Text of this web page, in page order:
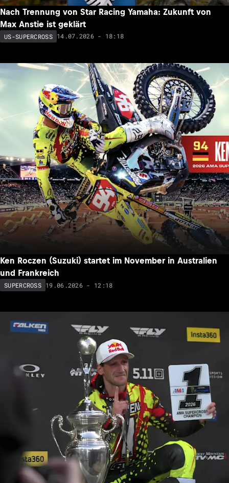
Nach Trennung von Star Racing Yamaha: Zukunft von
Max Anstie ist geklärt
US-SUPERCROSS 14.07.2026 - 18:18
Ken Roczen (Suzuki) startet im November in Australien
und Frankreich
SUPERCROSS 19.06.2026 - 12:18